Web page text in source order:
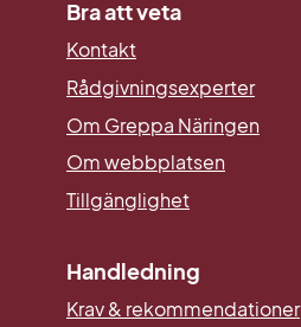
Bra att veta
Kontakt
Rådgivningsexperter
Om Greppa Näringen
Om webbplatsen
Tillgänglighet
Handledning
Krav & rekommendationer